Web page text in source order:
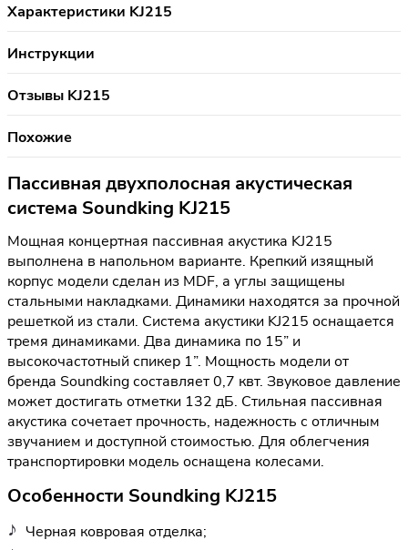
Характеристики KJ215
Инструкции
Отзывы KJ215
Похожие
Пассивная двухполосная акустическая
система Soundking KJ215
Мощная концертная пассивная акустика KJ215
выполнена в напольном варианте. Крепкий изящный
корпус модели сделан из MDF, а углы защищены
стальными накладками. Динамики находятся за прочной
решеткой из стали. Система акустики KJ215 оснащается
тремя динамиками. Два динамика по 15” и
высокочастотный спикер 1”. Мощность модели от
бренда Soundking составляет 0,7 квт. Звуковое давление
может достигать отметки 132 дБ. Стильная пассивная
акустика сочетает прочность, надежность с отличным
звучанием и доступной стоимостью. Для облегчения
транспортировки модель оснащена колесами.
Особенности Soundking KJ215
Черная ковровая отделка;